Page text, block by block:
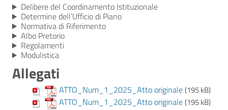
Delibere del Coordinamento Istituzionale
Determine dell’Ufficio di Piano
Normativa di Riferimento
Albo Pretorio
Regolamenti
Modulistica
Allegati
ATTO_Num_1_2025_Atto originale(195 kB)
ATTO_Num_1_2025_Atto originale(195 kB)